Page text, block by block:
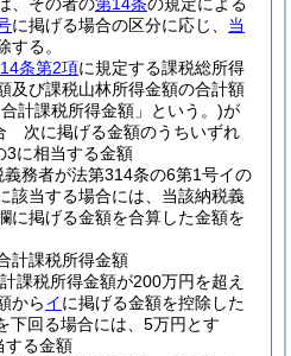
に掲げる場合の区分に応じ、 当
する。
条第2項に規定する課税総所得
及び課税山林所得金額の合計額
計課税所得金額」という。)が
次に掲げる金額のうちいずれ
3に相当する金額
務者が法第314条の6第1号イの
該当する場合には、当該納税義
に掲げる金額を合算した金額を
計課税所得金額
課税所得金額が200万円を超え
からイに掲げる金額を控除した
下回る場合には、5万円とす
する金額